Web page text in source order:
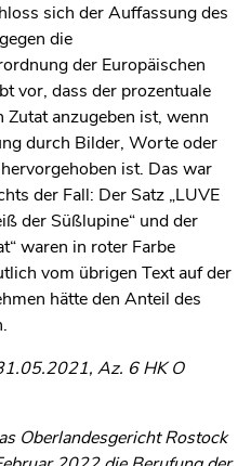
sich der Auffassung des
die
der Europäischen
vor, dass der prozentuale
Zutat anzugeben ist, wenn
durch Bilder, Worte oder
ist. Das war
der Fall: Der Satz „LUVE
der Süßlupine“ und der
waren in roter Farbe
vom übrigen Text auf der
hätte den Anteil des
Az. 6 HK O
Oberlandesgericht Rostock